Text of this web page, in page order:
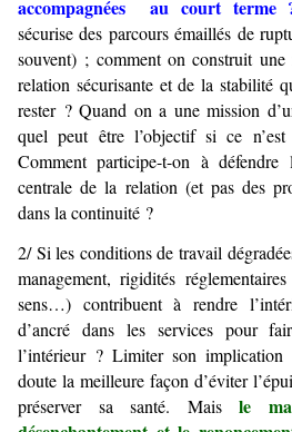
accompagnées au court terme
sécurise des parcours émaillés de
souvent) ; comment on construit
relation sécurisante et de la stabilité
rester ? Quand on a une mission
quel peut être l’objectif si ce
Comment participe-t-on à
centrale de la relation (et pas des
dans la continuité ?
2/ Si les conditions de travail
management, rigidités
sens…) contribuent à rendre
d’ancré dans les services pour
l’intérieur ? Limiter son implication
doute la meilleure façon d’éviter
préserver sa santé. Maisle